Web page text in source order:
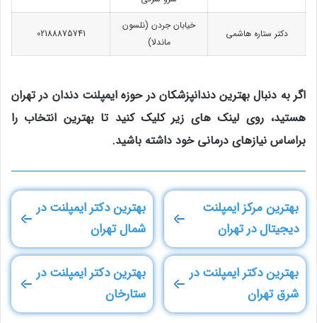
دکتر ستاره هاشمی
خیابان جردن (نلسون
ماندلا)
02188875741
اگر به دنبال بهترین دندانپزشکان در حوزه ایمپلنت دندان در تهران
هستید، روی لینک های زیر کلیک کنید تا بهترین انتخاب را
براساس نیازهای درمانی خود داشته باشید.
بهترین مرکز ایمپلنت
دیجیتال در تهران
بهترین دکتر ایمپلنت در
شمال تهران
بهترین دکتر ایمپلنت در
شرق تهران
بهترین دکتر ایمپلنت در
ستارخان